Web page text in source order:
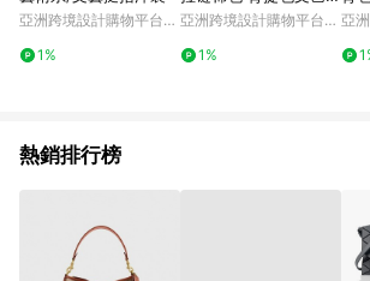
亞洲跨境設計購物平台
1%
包通勤包单肩袋
亞洲跨境設計購物平台
1%
D
亞
熱銷排行榜